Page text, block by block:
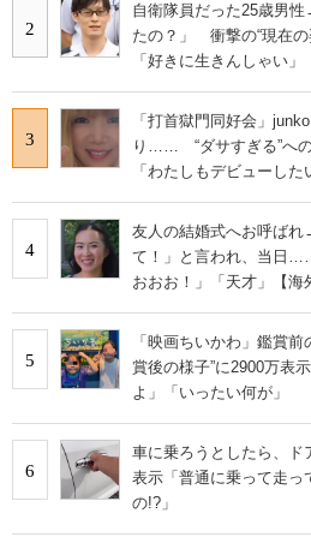
2
自衛隊員だった25歳男
たの？」 衝撃の“現在の
「好きに生きんしゃい」
3
「打首獄門同好会」
り…… “ダサすぎる”への
「わたしもデビューした
4
友人の結婚式へお呼ば
て！」と言われ、当日
おおお！」「天才」【海
5
「映画ちいかわ」鑑賞
賞後の様子”に2900万表
よ」「いったい何が」
6
車に乗ろうとしたら、
表示「普通に乗って走っ
の!?」